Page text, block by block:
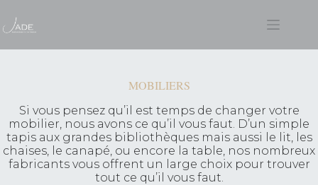
contenu
MOBILIERS
Si vous pensez qu’il est temps de changer votre
mobilier, nous avons ce qu’il vous faut. D’un simple
tapis aux grandes bibliothèques mais aussi le lit, les
chaises, le canapé, ou encore la table, nos nombreux
fabricants vous offrent un large choix pour trouver
tout ce qu’il vous faut.